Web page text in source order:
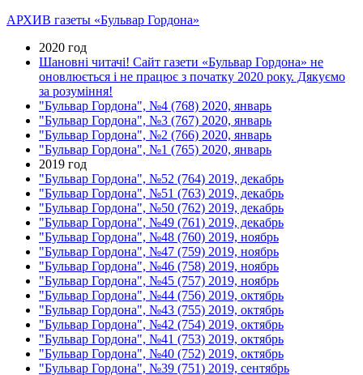
АРХИВ газеты «Бульвар Гордона»
2020 год
Шановні читачі! Сайт газети «Бульвар Гордона» не
оновлюється і не працює з початку 2020 року. Дякуємо
за розуміння!
"Бульвар Гордона", №4 (768) 2020, январь
"Бульвар Гордона", №3 (767) 2020, январь
"Бульвар Гордона", №2 (766) 2020, январь
"Бульвар Гордона", №1 (765) 2020, январь
2019 год
"Бульвар Гордона", №52 (764) 2019, декабрь
"Бульвар Гордона", №51 (763) 2019, декабрь
"Бульвар Гордона", №50 (762) 2019, декабрь
"Бульвар Гордона", №49 (761) 2019, декабрь
"Бульвар Гордона", №48 (760) 2019, ноябрь
"Бульвар Гордона", №47 (759) 2019, ноябрь
"Бульвар Гордона", №46 (758) 2019, ноябрь
"Бульвар Гордона", №45 (757) 2019, ноябрь
"Бульвар Гордона", №44 (756) 2019, октябрь
"Бульвар Гордона", №43 (755) 2019, октябрь
"Бульвар Гордона", №42 (754) 2019, октябрь
"Бульвар Гордона", №41 (753) 2019, октябрь
"Бульвар Гордона", №40 (752) 2019, октябрь
"Бульвар Гордона", №39 (751) 2019, сентябрь